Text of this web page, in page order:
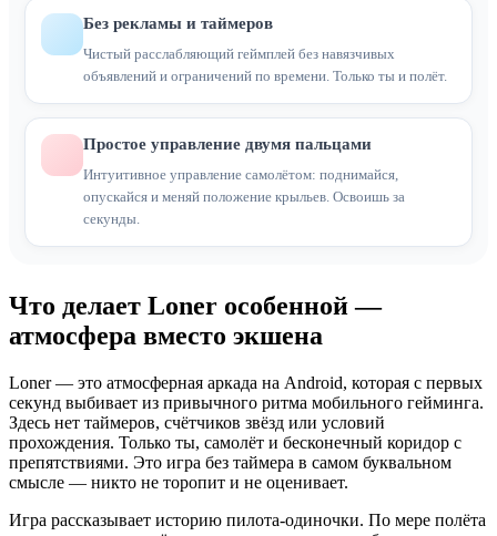
Без рекламы и таймеров
Чистый расслабляющий геймплей без навязчивых
объявлений и ограничений по времени. Только ты и полёт.
Простое управление двумя пальцами
Интуитивное управление самолётом: поднимайся,
опускайся и меняй положение крыльев. Освоишь за
секунды.
Что делает Loner особенной —
атмосфера вместо экшена
Loner — это атмосферная аркада на Android, которая с первых
секунд выбивает из привычного ритма мобильного гейминга.
Здесь нет таймеров, счётчиков звёзд или условий
прохождения. Только ты, самолёт и бесконечный коридор с
препятствиями. Это игра без таймера в самом буквальном
смысле — никто не торопит и не оценивает.
Игра рассказывает историю пилота-одиночки. По мере полёта